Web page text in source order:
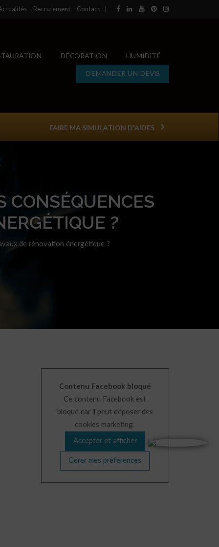
Recrutement Contact
DÉCORATION HUMIDITÉ
DEMANDER UN DEVIS
FAIRE MA SIMULATION D'AIDES
CONSÉQUENCES
?
de rénovation énergétique ?
Contenu Facebook bloqué
Ce contenu Facebook est
bloqué car il peut déposer des
cookies marketing.
Accepter et afficher
Gérer mes préférences